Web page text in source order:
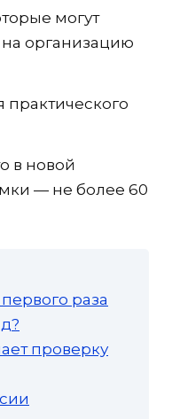
могут
организацию
в новой
— не более 60
раза
проверку